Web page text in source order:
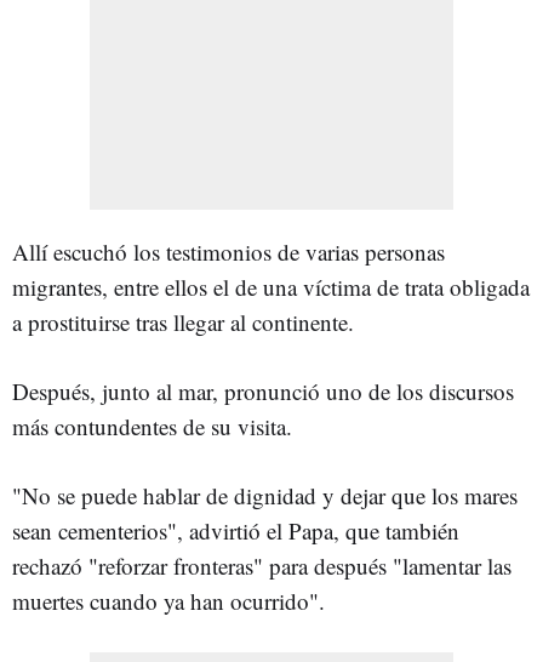
Allí escuchó los testimonios de varias personas
migrantes, entre ellos el de una víctima de trata obligada
a prostituirse tras llegar al continente.
Después, junto al mar, pronunció uno de los discursos
más contundentes de su visita.
"No se puede hablar de dignidad y dejar que los mares
sean cementerios", advirtió el Papa, que también
rechazó "reforzar fronteras" para después "lamentar las
muertes cuando ya han ocurrido".